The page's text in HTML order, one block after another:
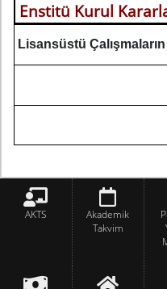
Enstitü Kurul
Lisansüstü
AKTS
Akademik
Takvim